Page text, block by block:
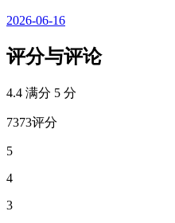
2026-06-16
评分与评论
4.4 满分 5 分
7373评分
5
4
3